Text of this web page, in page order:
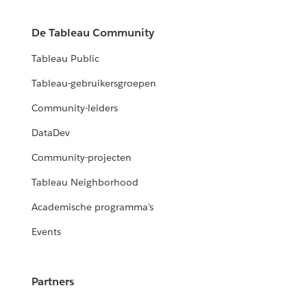
De Tableau Community
Tableau Public
Tableau-gebruikersgroepen
Community-leiders
DataDev
Community-projecten
Tableau Neighborhood
Academische programma's
Events
Partners